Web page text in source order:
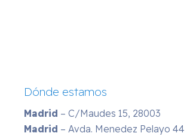
Dónde estamos
Madrid – C/Maudes 15, 28003
Madrid – Avda. Menedez Pelayo 44